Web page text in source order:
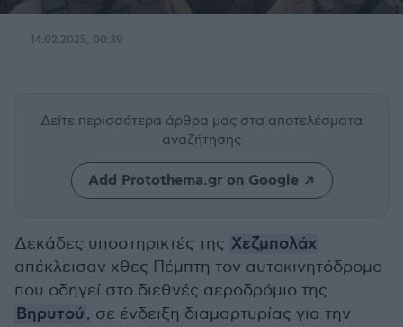
14.02.2025, 00:39
Δείτε περισσότερα άρθρα μας στα αποτελέσματα
αναζήτησης
Add Protothema.gr on Google
Δεκάδες υποστηρικτές της Χεζμπολάχ
απέκλεισαν χθες Πέμπτη τον αυτοκινητόδρομο
που οδηγεί στο διεθνές αεροδρόμιο της
Βηρυτού , σε ένδειξη διαμαρτυρίας για την